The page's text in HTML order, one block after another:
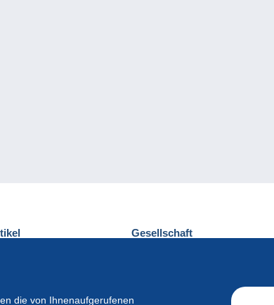
die von Ihnenaufgerufenen
Gesellschaft